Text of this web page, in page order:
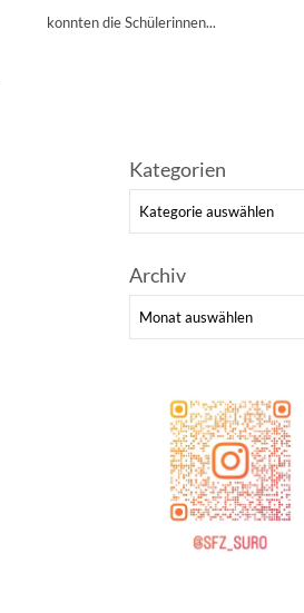
konnten die Schülerinnen...
Kategorien
Kategorien
Archiv
Archiv